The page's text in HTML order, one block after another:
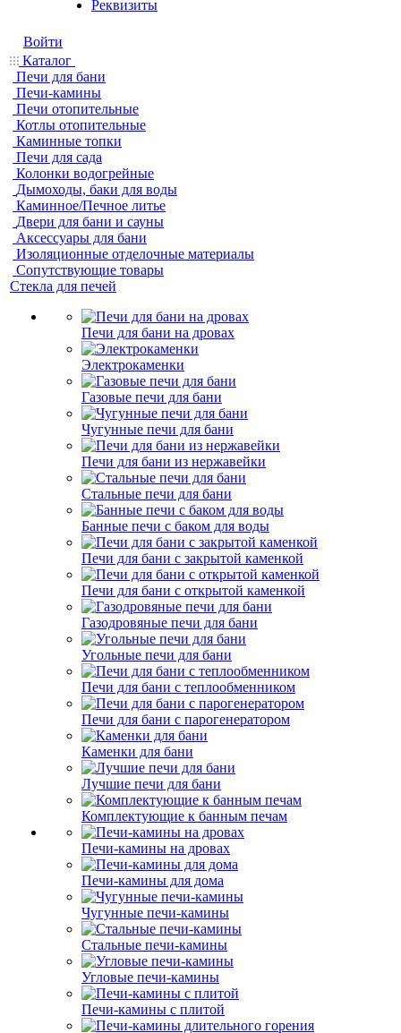
Реквизиты
Войти
Каталог
Печи для бани
Печи-камины
Печи отопительные
Котлы отопительные
Каминные топки
Печи для сада
Колонки водогрейные
Дымоходы, баки для воды
Каминное/Печное литье
Двери для бани и сауны
Аксессуары для бани
Изоляционные отделочные материалы
Сопутствующие товары
Стекла для печей
Печи для бани на дровах
Электрокаменки
Газовые печи для бани
Чугунные печи для бани
Печи для бани из нержавейки
Стальные печи для бани
Банные печи с баком для воды
Печи для бани с закрытой каменкой
Печи для бани с открытой каменкой
Газодровяные печи для бани
Угольные печи для бани
Печи для бани с теплообменником
Печи для бани с парогенератором
Каменки для бани
Лучшие печи для бани
Комплектующие к банным печам
Печи-камины на дровах
Печи-камины для дома
Чугунные печи-камины
Стальные печи-камины
Угловые печи-камины
Печи-камины с плитой